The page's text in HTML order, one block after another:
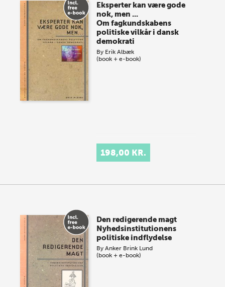
Eksperter kan være gode
nok, men ...
Om fagkundskabens
politiske vilkår i dansk
demokrati
By Erik Albæk
(book + e-book)
198,00 KR.
Den redigerende magt
Nyhedsinstitutionens
politiske indflydelse
ByAnker Brink Lund
(book + e-book)